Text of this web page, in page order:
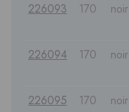
226093 170 noir
226094 170 noir
226095 170 noir